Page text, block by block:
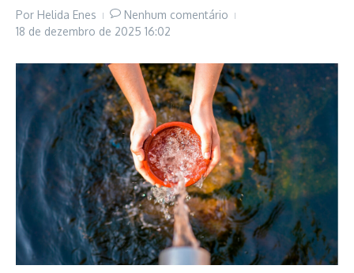
Por Helida Enes
Nenhum comentário
18 de dezembro de 2025 16:02